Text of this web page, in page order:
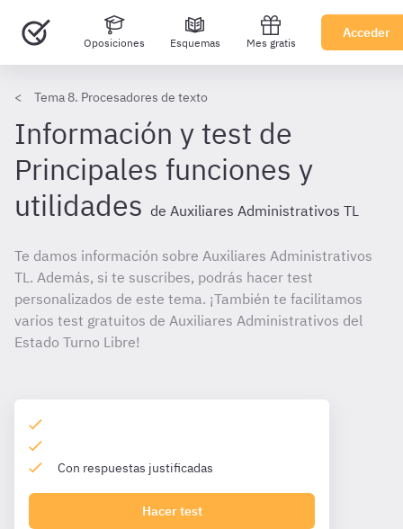
Oposiciones Esquemas Mes gratis
Acceder
Tema 8. Procesadores de texto
Información y test de
Principales funciones y
utilidades de Auxiliares Administrativos TL
Te damos información sobre Auxiliares Administrativos
TL. Además, si te suscribes, podrás hacer test
personalizados de este tema. ¡También te facilitamos
varios test gratuitos de Auxiliares Administrativos del
Estado Turno Libre!
Con respuestas justificadas
Hacer test